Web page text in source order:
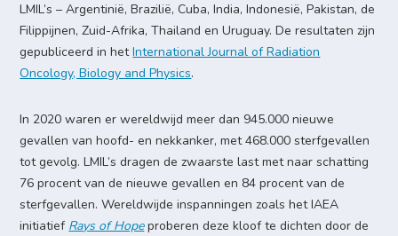
LMIL’s – Argentinië, Brazilië, Cuba, India, Indonesië, Pakistan, de
Filippijnen, Zuid-Afrika, Thailand en Uruguay. De resultaten zijn
gepubliceerd in hetInternational Journal of Radiation
Oncology, Biology and Physics.
In 2020 waren er wereldwijd meer dan 945.000 nieuwe
gevallen van hoofd- en nekkanker, met 468.000 sterfgevallen
tot gevolg. LMIL’s dragen de zwaarste last met naar schatting
76 procent van de nieuwe gevallen en 84 procent van de
sterfgevallen. Wereldwijde inspanningen zoals het IAEA
initiatief Rays of Hopeproberen deze kloof te dichten door de